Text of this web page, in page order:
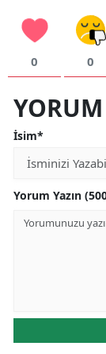
0 0
İsim*
Yorum Yazın